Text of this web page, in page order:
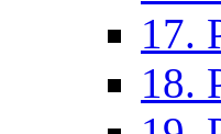
17.
18.